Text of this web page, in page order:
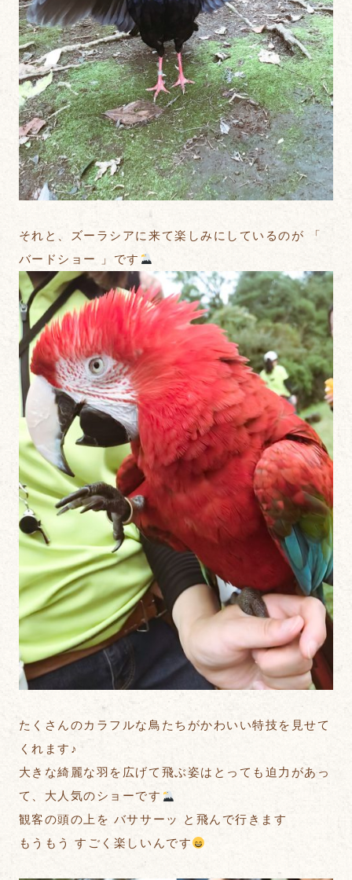
それと、ズーラシアに来て楽しみにしているのが 「
バードショー 」です
たくさんのカラフルな鳥たちがかわいい特技を見せて
くれます♪
大きな綺麗な羽を広げて飛ぶ姿はとっても迫力があっ
て、大人気のショーです
観客の頭の上を バササーッ と飛んで行きます
もうもう すごく楽しいんです